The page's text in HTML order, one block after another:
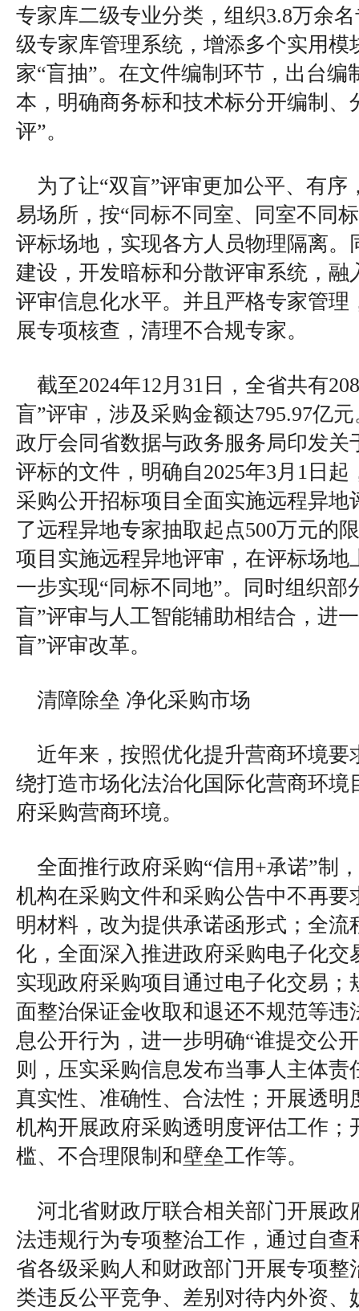
专家库二级专业分类，组织3.8万余
级专家库管理系统，增添多个实用模
家“盲抽”。在文件编制环节，出台编
本，明确商务标和技术标分开编制、
评”。
为了让“双盲”评审更加公平、有序
易场所，按“同标不同室、同室不同
评标场地，实现各方人员物理隔离。
建设，开发暗标和分散评审系统，融
评审信息化水平。并且严格专家管理
展专项核查，清理不合规专家。
截至2024年12月31日，全省共有
盲”评审，涉及采购金额达795.97亿
政厅会同省数据与政务服务局印发关
评标的文件，明确自2025年3月1日
采购公开招标项目全面实施远程异地
了远程异地专家抽取起点500万元的
项目实施远程异地评审，在评标场地
一步实现“同标不同地”。同时组织部
盲”评审与人工智能辅助相结合，进
盲”评审改革。
清障除垒 净化采购市场
近年来，按照优化提升营商环境要
绕打造市场化法治化国际化营商环境
府采购营商环境。
全面推行政府采购“信用+承诺”制
机构在采购文件和采购公告中不再要
明材料，改为提供承诺函形式；全流
化，全面深入推进政府采购电子化交
实现政府采购项目通过电子化交易；
面整治保证金收取和退还不规范等违
息公开行为，进一步明确“谁提交公
则，压实采购信息发布当事人主体责
真实性、准确性、合法性；开展透明
机构开展政府采购透明度评估工作；
槛、不合理限制和壁垒工作等。
河北省财政厅联合相关部门开展政
法违规行为专项整治工作，通过自查
省各级采购人和财政部门开展专项整
类违反公平竞争、差别对待内外资、